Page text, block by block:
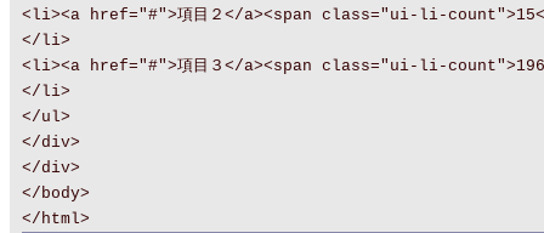
<li><a href="#">項目２</a><span class="ui-li-
</li>
<li><a href="#">項目３</a><span class="ui-li-
</li>
</ul>
</div>
</div>
</body>
</html>